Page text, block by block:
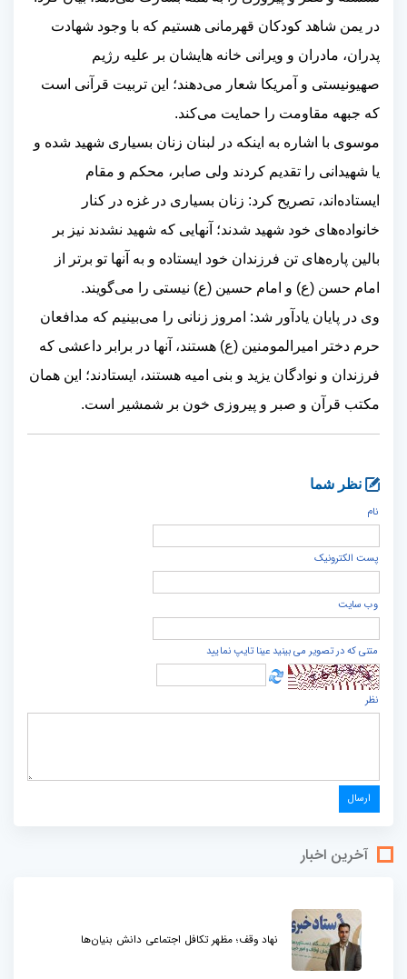
در یمن شاهد کودکان قهرمانی هستیم که با وجود شهادت
پدران، مادران و ویرانی خانه هایشان بر علیه رژیم
صهیونیستی و آمریکا شعار می‌دهند؛ این تربیت قرآنی است
که جبهه مقاومت را حمایت می‌کند.
موسوی با اشاره به اینکه در لبنان زنان بسیاری شهید شده و
یا شهیدانی را تقدیم کردند ولی صابر، محکم و مقام
ایستاده‌اند، تصریح کرد: زنان بسیاری در غزه در کنار
خانواده‌های خود شهید شدند؛ آنهایی که شهید نشدند نیز بر
بالین پاره‌های تن فرزندان خود ایستاده و به آنها تو برتر از
امام حسن (ع) و امام حسین (ع) نیستی را می‌گویند.
وی در پایان یادآور شد: امروز زنانی را می‌بینیم که مدافعان
حرم دختر امیرالمومنین (ع) هستند، آنها در برابر داعشی که
فرزندان و نوادگان یزید و بنی امیه هستند، ایستادند؛ این همان
مکتب قرآن و صبر و پیروزی خون بر شمشیر است.
نظر شما
نام
پست الكترونيک
وب سایت
متنی که در تصویر می بینید عینا تایپ نمایید
نظر
آخرین اخبار
نهاد وقف؛ مظهر تکافل اجتماعی دانش بنیان‌ها